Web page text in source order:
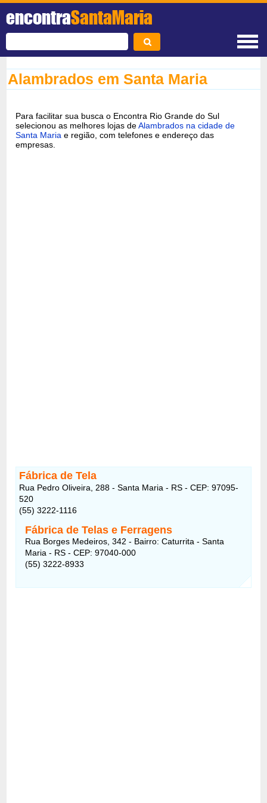
encontraSantaMaria
Alambrados em Santa Maria
Para facilitar sua busca o Encontra Rio Grande do Sul
selecionou as melhores lojas deAlambrados na cidade de
Santa Maria e região, com telefones e endereço das
empresas.
Fábrica de Tela
Rua Pedro Oliveira, 288 - Santa Maria - RS - CEP: 97095-
520
(55) 3222-1116
Fábrica de Telas e Ferragens
Rua Borges Medeiros, 342 - Bairro: Caturrita - Santa
Maria - RS - CEP: 97040-000
(55) 3222-8933